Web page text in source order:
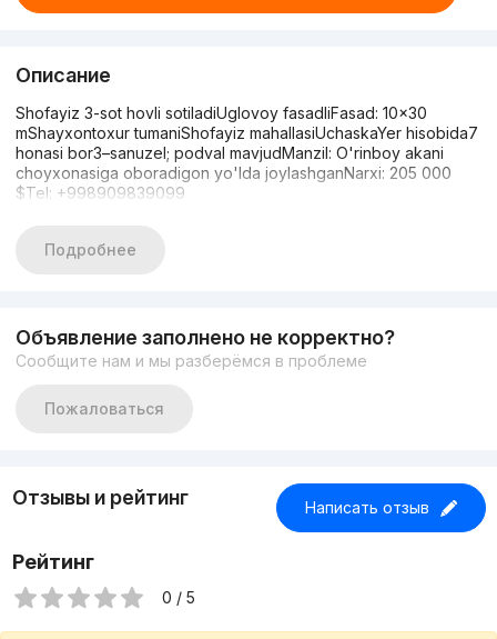
Описание
Shofayiz 3-sot hovli sotiladiUglovoy fasadliFasad: 10×30
mShayxontoxur tumaniShofayiz mahallasiUchaskaYer hisobida7
honasi bor3–sanuzel; podval mavjudManzil: O'rinboy akani
choyxonasiga oboradigon yo'lda joylashganNarxi: 205 000
$Tel: +998909839099
Подробнее
Объявление заполнено не корректно?
Сообщите нам и мы разберёмся в проблеме
Пожаловаться
Отзывы и рейтинг Написать отзыв
Рейтинг
0 / 5